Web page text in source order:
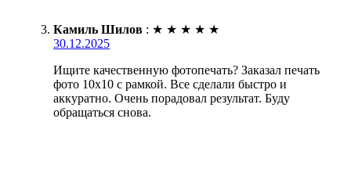
Камиль Шилов : ★ ★ ★ ★ ★
30.12.2025
Ищите качественную фотопечать? Заказал печать
фото 10х10 с рамкой. Все сделали быстро и
аккуратно. Очень порадовал результат. Буду
обращаться снова.